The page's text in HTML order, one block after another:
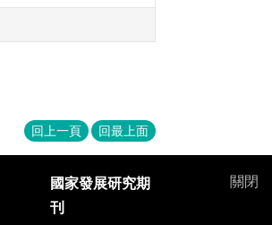
回上一頁 回最上面
關閉
國家發展研究期
刊